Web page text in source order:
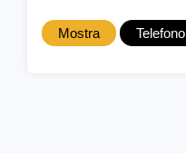
Mostra Telefono